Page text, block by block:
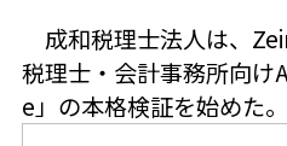
成和税理士法人は、
税理士・会計事務所向け
e」の本格検証を始めた